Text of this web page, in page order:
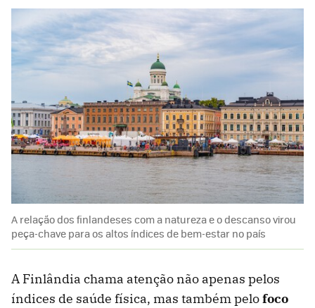
A relação dos finlandeses com a natureza e o descanso virou
peça-chave para os altos índices de bem-estar no país
A Finlândia chama atenção não apenas pelos
índices de saúde física, mas também pelofoco